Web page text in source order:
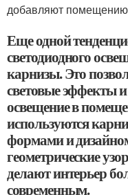
добавляют помещению
Еще одной
светодиодного
карнизы. Это
световые эффекты
освещение в
используются
формами и
геометрические
делают интерьер
современным.